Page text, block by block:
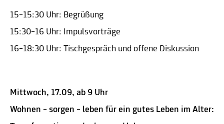
15–15:30 Uhr: Begrüßung
15:30–16 Uhr: Impulsvorträge
16–18:30 Uhr: Tischgespräch und offene Diskussion
Mittwoch, 17.09, ab 9 Uhr
Wohnen – sorgen – leben für ein gutes Leben im Alter: